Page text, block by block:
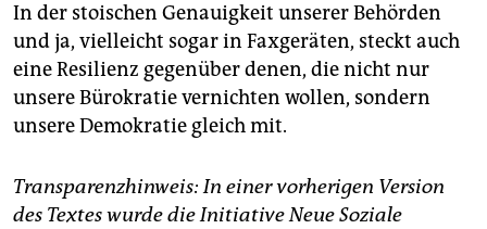
In der stoischen Genauigkeit unserer Behörden
und ja, vielleicht sogar in Faxgeräten, steckt auch
eine Resilienz gegenüber denen, die nicht nur
unsere Bürokratie vernichten wollen, sondern
unsere Demokratie gleich mit.
Transparenzhinweis: In einer vorherigen Version
des Textes wurde die Initiative Neue Soziale